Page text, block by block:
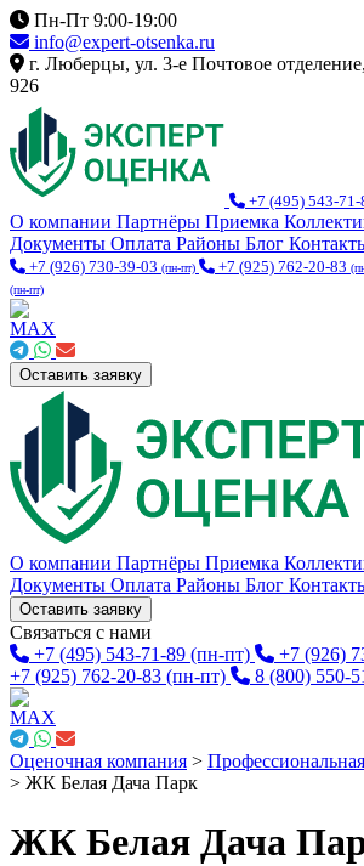
Пн-Пт 9:00-19:00
info@expert-otsenka.ru
г. Люберцы, ул. 3-е Почтовое
926
+7 (495) 543-71-
О компании Партнёры Приемка
Документы Оплата Районы Блог
+7 (926) 730-39-03 (пн-пт) +7 (925) 762-20-83
(пн-пт)
Оставить заявку
О компании Партнёры Приемка
Документы Оплата Районы Блог
Оставить заявку
Связаться с нами
+7 (495) 543-71-89 (пн-пт) +7 (926)
+7 (925) 762-20-83 (пн-пт) 8 (800) 550-
Оценочная компания >
> ЖК Белая Дача Парк
ЖК Белая Дача